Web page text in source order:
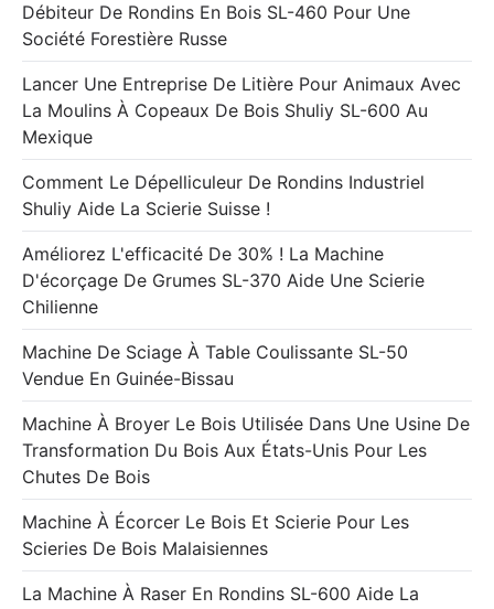
Débiteur De Rondins En Bois SL-460 Pour Une
Société Forestière Russe
Lancer Une Entreprise De Litière Pour Animaux Avec
La Moulins À Copeaux De Bois Shuliy SL-600 Au
Mexique
Comment Le Dépelliculeur De Rondins Industriel
Shuliy Aide La Scierie Suisse !
Améliorez L'efficacité De 30% ! La Machine
D'écorçage De Grumes SL-370 Aide Une Scierie
Chilienne
Machine De Sciage À Table Coulissante SL-50
Vendue En Guinée-Bissau
Machine À Broyer Le Bois Utilisée Dans Une Usine De
Transformation Du Bois Aux États-Unis Pour Les
Chutes De Bois
Machine À Écorcer Le Bois Et Scierie Pour Les
Scieries De Bois Malaisiennes
La Machine À Raser En Rondins SL-600 Aide La